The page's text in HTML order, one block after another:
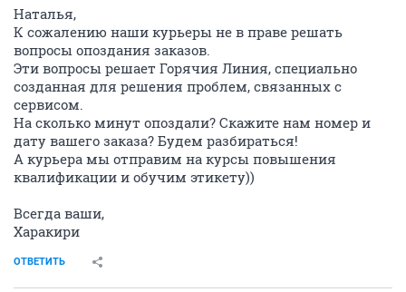
Наталья,
К сожалению наши курьеры не в праве решать
вопросы опоздания заказов.
Эти вопросы решает Горячия Линия, специально
созданная для решения проблем, связанных с
сервисом.
На сколько минут опоздали? Скажите нам номер и
дату вашего заказа? Будем разбираться!
А курьера мы отправим на курсы повышения
квалификации и обучим этикету))
Всегда ваши,
Харакири
ОТВЕТИТЬ